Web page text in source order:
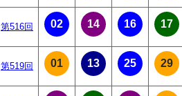
第516回 02 14 16 17
第519回 01 13 25 29